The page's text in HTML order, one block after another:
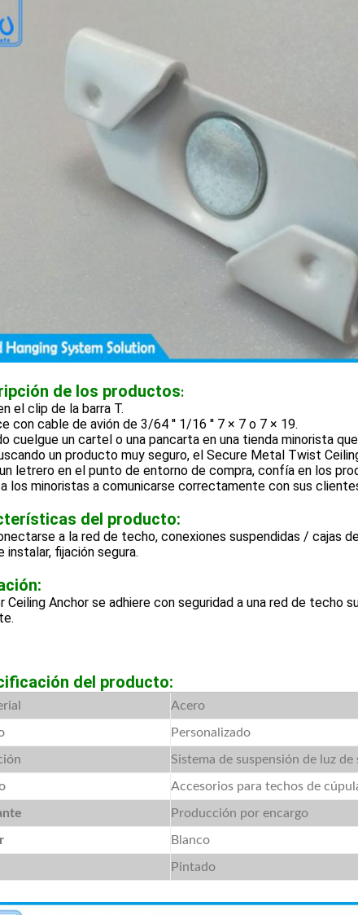
de los productos:
el clip de la barra T.
con cable de avión de 3/64 ′′ 1/16 ′′ 7 × 7 o 7 × 19.
cuelgue un cartel o una pancarta en una tienda minorista
un producto muy seguro, el Secure Metal Twist
letrero en el punto de entorno de compra, confía en los
los minoristas a comunicarse correctamente con sus
del producto:
a la red de techo, conexiones suspendidas / cajas
instalar, fijación segura.
Ceiling Anchor se adhiere con seguridad a una red de techo
del producto:
Acero
Personalizado
Sistema de suspensión de luz
Accesorios para techos de
Producción por encargo
Blanco
Pintado